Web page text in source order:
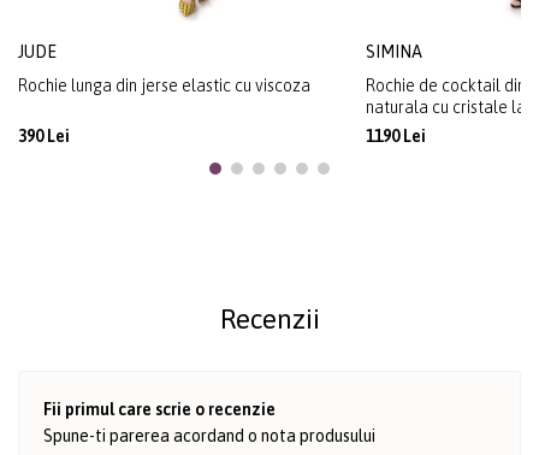
JUDE
Rochie lunga din jerse elastic cu viscoza
390 Lei
SIMINA
Rochie de cocktail din
naturala cu cristale la
1190 Lei
Recenzii
Fii primul care scrie o recenzie
Spune-ti parerea acordand o nota produsului